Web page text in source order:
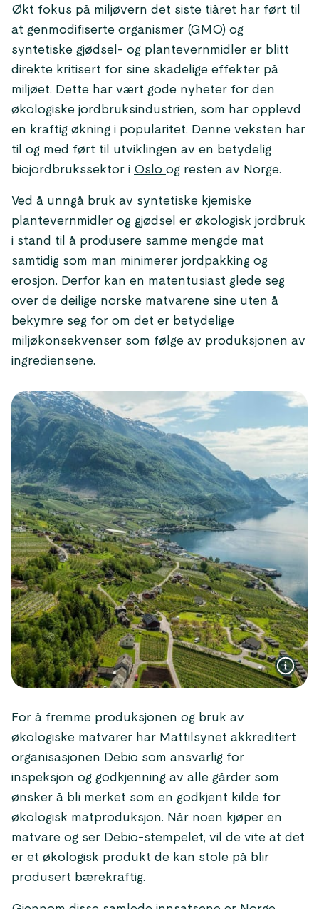
Økt fokus på miljøvern det siste tiåret har ført til
at genmodifiserte organismer (GMO) og
syntetiske gjødsel- og plantevernmidler er blitt
direkte kritisert for sine skadelige effekter på
miljøet. Dette har vært gode nyheter for den
økologiske jordbruksindustrien, som har opplevd
en kraftig økning i popularitet. Denne veksten har
til og med ført til utviklingen av en betydelig
biojordbrukssektor i Oslo og resten av Norge.
Ved å unngå bruk av syntetiske kjemiske
plantevernmidler og gjødsel er økologisk jordbruk
i stand til å produsere samme mengde mat
samtidig som man minimerer jordpakking og
erosjon. Derfor kan en matentusiast glede seg
over de deilige norske matvarene sine uten å
bekymre seg for om det er betydelige
miljøkonsekvenser som følge av produksjonen av
ingrediensene.
For å fremme produksjonen og bruk av
økologiske matvarer har Mattilsynet akkreditert
organisasjonen Debio som ansvarlig for
inspeksjon og godkjenning av alle gårder som
ønsker å bli merket som en godkjent kilde for
økologisk matproduksjon. Når noen kjøper en
matvare og ser Debio-stempelet, vil de vite at det
er et økologisk produkt de kan stole på blir
produsert bærekraftig.